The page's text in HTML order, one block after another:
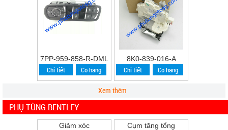
7PP-959-858-R-DML
Chi tiết Có hàng
8K0-839-016-A
Chi tiết Có hàng
Xem thêm
PHỤ TÙNG BENTLEY
Giảm xóc
Cụm tăng tổng